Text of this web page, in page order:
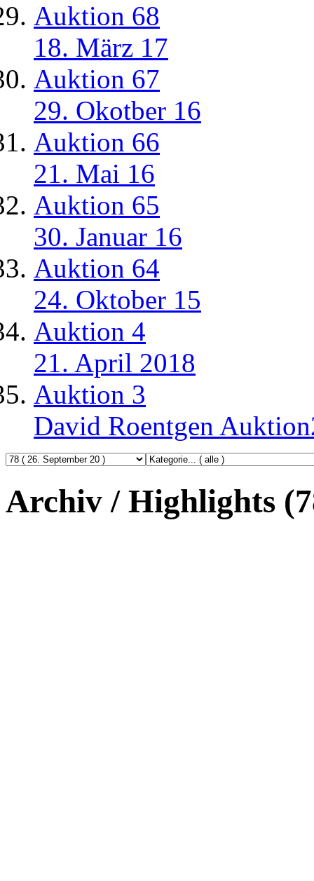
Auktion 68
18. März 17
Auktion 67
29. Okotber 16
Auktion 66
21. Mai 16
Auktion 65
30. Januar 16
Auktion 64
24. Oktober 15
Auktion 4
21. April 2018
Auktion 3
David Roentgen
Archiv / Highlights